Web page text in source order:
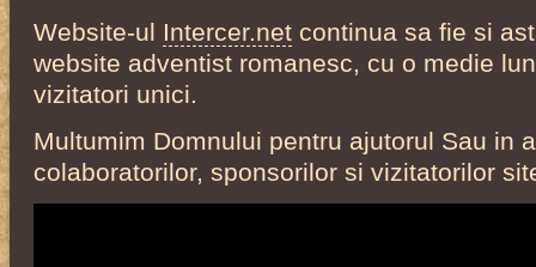
Website-ul Intercer.net continua sa fie si
website adventist romanesc, cu o medie
vizitatori unici.
Multumim Domnului pentru ajutorul Sau in
colaboratorilor, sponsorilor si vizitatorilor